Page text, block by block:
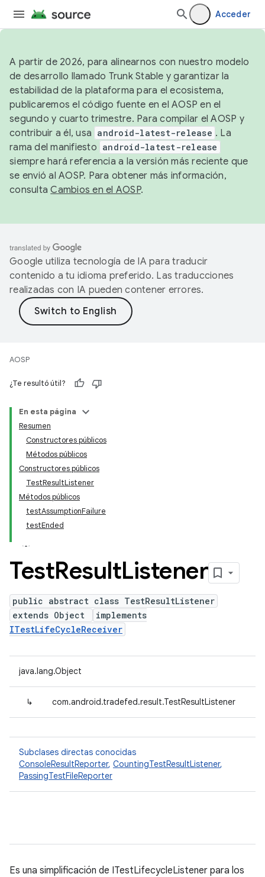
Acceder
A partir de 2026, para alinearnos con nuestro modelo
de desarrollo llamado Trunk Stable y garantizar la
estabilidad de la plataforma para el ecosistema,
publicaremos el código fuente en el AOSP en el
segundo y cuarto trimestre. Para compilar el AOSP y
contribuir a él, usa android-latest-release . La
rama del manifiesto android-latest-release
siempre hará referencia a la versión más reciente que
se envió al AOSP. Para obtener más información,
consultaCambios en el AOSP.
Google utiliza tecnología de IA para traducir
contenido a tu idioma preferido. Las traducciones
realizadas con IA pueden contener errores.
AOSP
¿Te resultó útil?
En esta página
Resumen
Constructores públicos
Métodos públicos
Constructores públicos
TestResultListener
Métodos públicos
testAssumptionFailure
testEnded
TestResultListener
public abstract class TestResultListener
extends Object
implements
ITestLifeCycleReceiver
java.lang.Object
↳ com.android.tradefed.result.TestResultListener
Subclases directas conocidas
ConsoleResultReporter, CountingTestResultListener,
PassingTestFileReporter
Es una simplificación de ITestLifecycleListener para los